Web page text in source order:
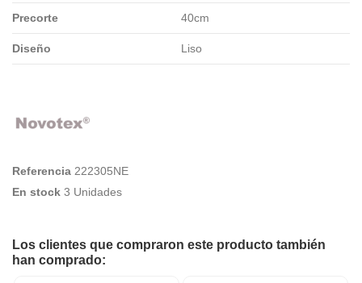
Precorte 40cm
Diseño Liso
Referencia 222305NE
En stock 3 Unidades
Los clientes que compraron este producto también
han comprado: